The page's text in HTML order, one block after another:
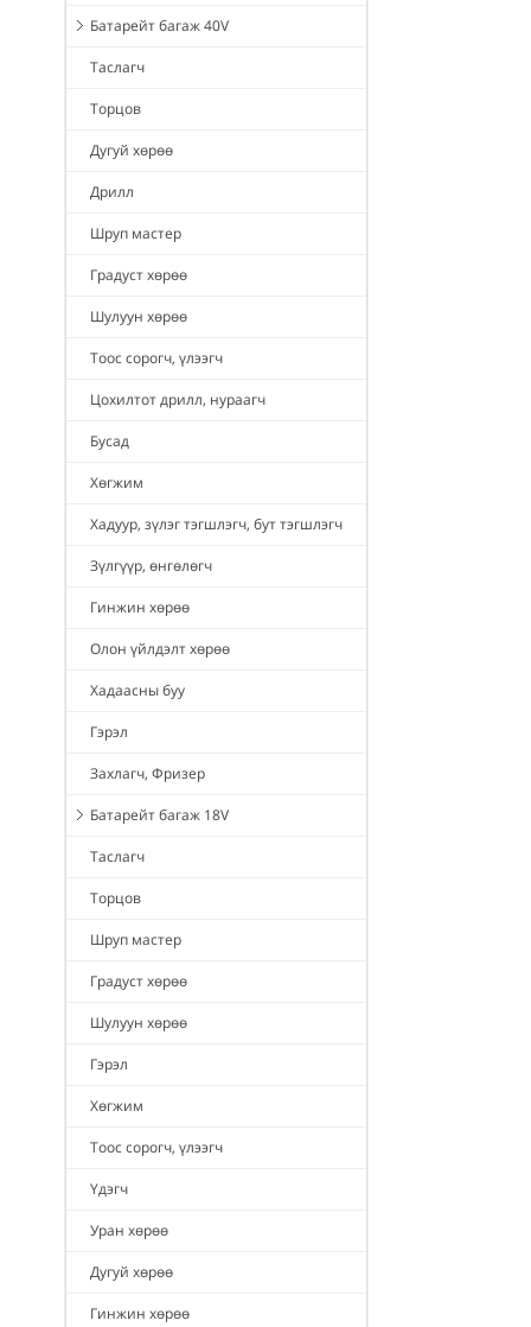
Батарейт багаж 40V
Таслагч
Торцов
Дугуй хөрөө
Дрилл
Шруп мастер
Градуст хөрөө
Шулуун хөрөө
Тоос сорогч, үлээгч
Цохилтот дрилл, нураагч
Бусад
Хөгжим
Хадуур, зүлэг тэгшлэгч, бут тэгшлэгч
Зүлгүүр, өнгөлөгч
Гинжин хөрөө
Олон үйлдэлт хөрөө
Хадаасны буу
Гэрэл
Захлагч, Фризер
Батарейт багаж 18V
Таслагч
Торцов
Шруп мастер
Градуст хөрөө
Шулуун хөрөө
Гэрэл
Хөгжим
Тоос сорогч, үлээгч
Үдэгч
Уран хөрөө
Дугуй хөрөө
Гинжин хөрөө